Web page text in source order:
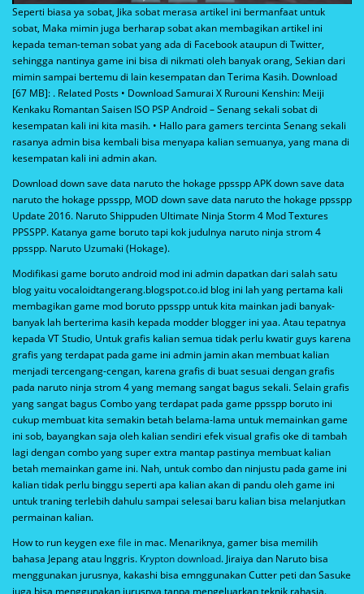
Seperti biasa ya sobat, Jika sobat merasa artikel ini bermanfaat untuk
sobat, Maka mimin juga berharap sobat akan membagikan artikel ini
kepada teman-teman sobat yang ada di Facebook ataupun di Twitter,
sehingga nantinya game ini bisa di nikmati oleh banyak orang, Sekian dari
mimin sampai bertemu di lain kesempatan dan Terima Kasih. Download
[67 MB]: . Related Posts • Download Samurai X Rurouni Kenshin: Meiji
Kenkaku Romantan Saisen ISO PSP Android – Senang sekali sobat di
kesempatan kali ini kita masih. • Hallo para gamers tercinta Senang sekali
rasanya admin bisa kembali bisa menyapa kalian semuanya, yang mana di
kesempatan kali ini admin akan.
Download down save data naruto the hokage ppsspp APK down save data
naruto the hokage ppsspp, MOD down save data naruto the hokage ppsspp
Update 2016. Naruto Shippuden Ultimate Ninja Storm 4 Mod Textures
PPSSPP. Katanya game boruto tapi kok judulnya naruto ninja strom 4
ppsspp. Naruto Uzumaki (Hokage).
Modifikasi game boruto android mod ini admin dapatkan dari salah satu
blog yaitu vocaloidtangerang.blogspot.co.id blog ini lah yang pertama kali
membagikan game mod boruto ppsspp untuk kita mainkan jadi banyak-
banyak lah berterima kasih kepada modder blogger ini yaa. Atau tepatnya
kepada VT Studio, Untuk grafis kalian semua tidak perlu kwatir guys karena
grafis yang terdapat pada game ini admin jamin akan membuat kalian
menjadi tercengang-cengan, karena grafis di buat sesuai dengan grafis
pada naruto ninja strom 4 yang memang sangat bagus sekali. Selain grafis
yang sangat bagus Combo yang terdapat pada game ppsspp boruto ini
cukup membuat kita semakin betah belama-lama untuk memainkan game
ini sob, bayangkan saja oleh kalian sendiri efek visual grafis oke di tambah
lagi dengan combo yang super extra mantap pastinya membuat kalian
betah memainkan game ini. Nah, untuk combo dan ninjustu pada game ini
kalian tidak perlu binggu seperti apa kalian akan di pandu oleh game ini
untuk traning terlebih dahulu sampai selesai baru kalian bisa melanjutkan
permainan kalian.
How to run keygen exe file in mac. Menariknya, gamer bisa memilih
bahasa Jepang atau Inggris. Krypton download. Jiraiya dan Naruto bisa
menggunakan jurusnya, kakashi bisa emnggunakan Cutter peti dan Sasuke
juga bisa menggunakan jurusnya tanpa mengeluarkan teknik rahasia.